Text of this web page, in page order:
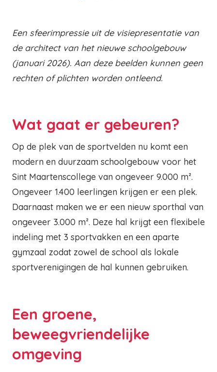
Een sfeerimpressie uit de visiepresentatie van
de architect van het nieuwe schoolgebouw
(januari 2026). Aan deze beelden kunnen geen
rechten of plichten worden ontleend.
Wat gaat er gebeuren?
Op de plek van de sportvelden nu komt een
modern en duurzaam schoolgebouw voor het
Sint Maartenscollege van ongeveer 9.000 m².
Ongeveer 1.400 leerlingen krijgen er een plek.
Daarnaast maken we er een nieuw sporthal van
ongeveer 3.000 m². Deze hal krijgt een flexibele
indeling met 3 sportvakken en een aparte
gymzaal zodat zowel de school als lokale
sportverenigingen de hal kunnen gebruiken.
Een groene,
beweegvriendelijke
omgeving